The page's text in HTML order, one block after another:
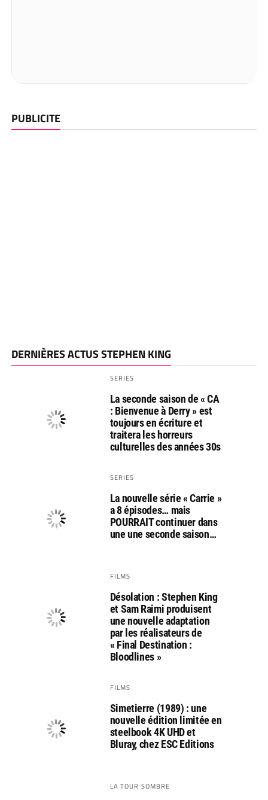
PUBLICITE
DERNIÈRES ACTUS STEPHEN KING
SERIES
La seconde saison de « CA
: Bienvenue à Derry » est
toujours en écriture et
traitera les horreurs
culturelles des années 30s
SERIES
La nouvelle série « Carrie »
a 8 épisodes… mais
POURRAIT continuer dans
une une seconde saison…
FILMS
Désolation : Stephen King
et Sam Raimi produisent
une nouvelle adaptation
par les réalisateurs de
« Final Destination :
Bloodlines »
FILMS
Simetierre (1989) : une
nouvelle édition limitée en
steelbook 4K UHD et
Bluray, chez ESC Editions
LA TOUR SOMBRE